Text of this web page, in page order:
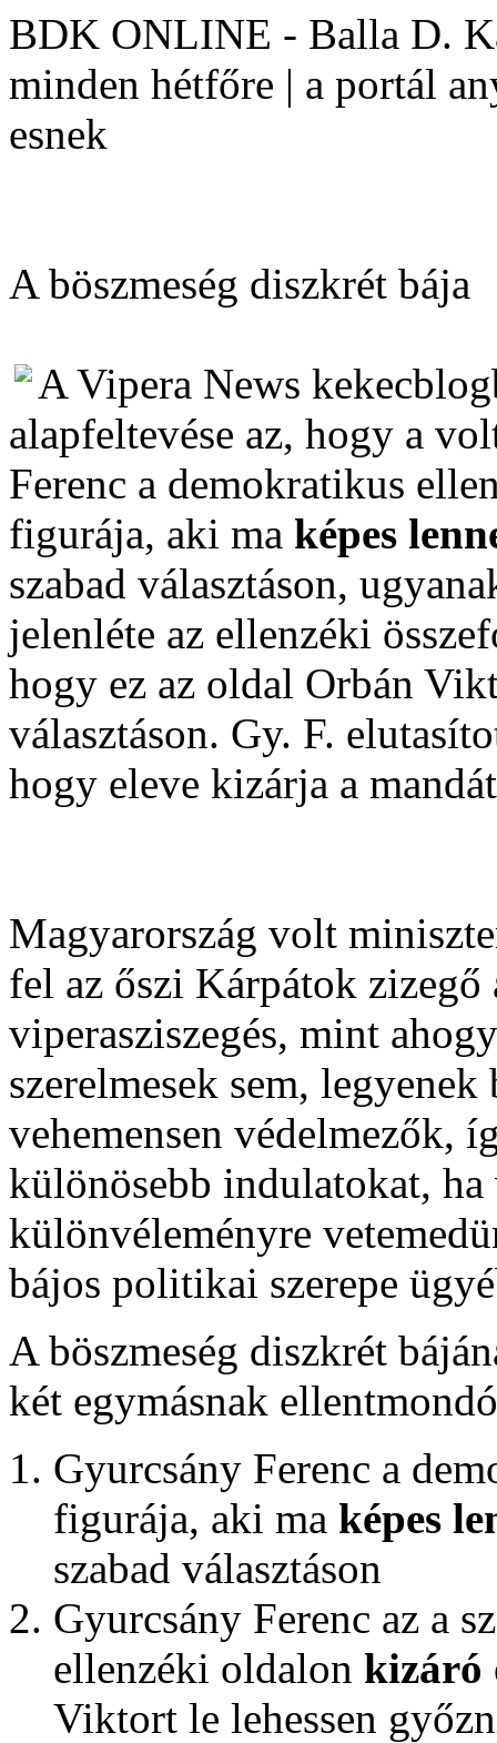
BDK ONLINE - Balla D.
minden hétfőre | a portál
esnek
A böszmeség diszkrét bája
A Vipera News
alapfeltevése az, hogy a
Ferenc a demokratikus
figurája, aki ma képes
szabad választáson,
jelenléte az ellenzéki
hogy ez az oldal Orbán
választáson. Gy. F.
hogy eleve kizárja a
Magyarország volt
fel az őszi Kárpátok
viperasziszegés, mint
szerelmesek sem,
vehemensen védelmezők,
különösebb indulatokat,
különvéleményre
bájos politikai szerepe
A böszmeség diszkrét
két egymásnak
Gyurcsány Ferenc a
figurája, aki ma képes
szabad választáson
Gyurcsány Ferenc az a
ellenzéki oldalon kizáró
Viktort le lehessen